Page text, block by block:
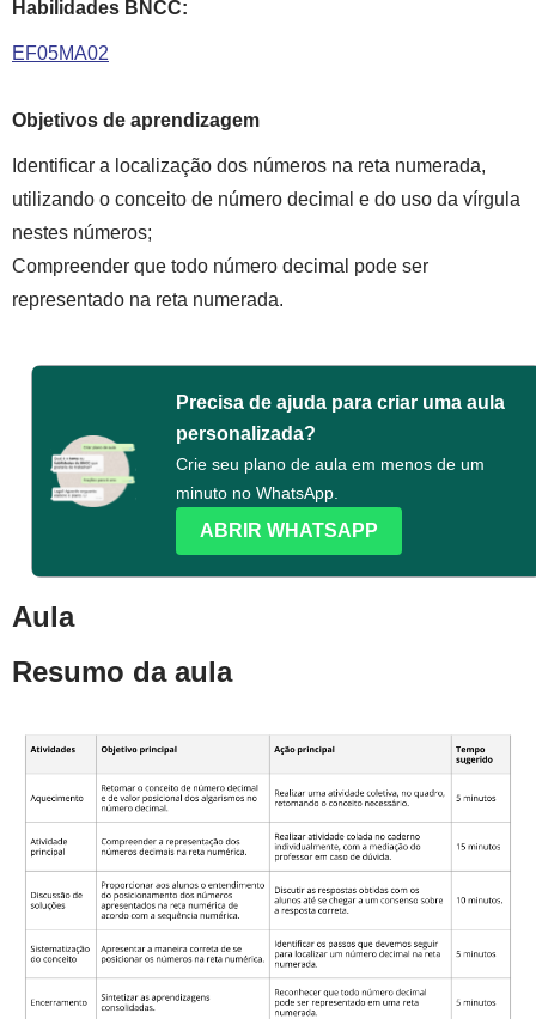
Habilidades BNCC:
EF05MA02
Objetivos de aprendizagem
Identificar a localização dos números na reta numerada,
utilizando o conceito de número decimal e do uso da vírgula
nestes números;
Compreender que todo número decimal pode ser
representado na reta numerada.
Precisa de ajuda para criar uma aula
personalizada?
Crie seu plano de aula em menos de um
minuto no WhatsApp.
ABRIR WHATSAPP
Aula
Resumo da aula